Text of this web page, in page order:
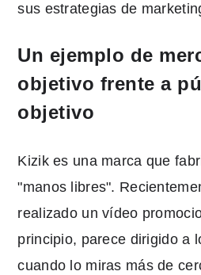
sus estrategias de
Un ejemplo de
objetivo frente a
objetivo
Kizik es una marca que
"manos libres".
realizado un vídeo
principio, parece dirigido a
cuando lo miras más de